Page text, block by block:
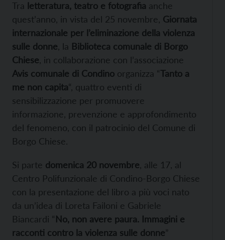
Tra letteratura, teatro e fotografia anche
quest’anno, in vista del 25 novembre, Giornata
internazionale per l’eliminazione della violenza
sulle donne , la Biblioteca comunale di Borgo
Chiese , in collaborazione con l’associazione
Avis comunale di Condino organizza “Tanto a
me non capita“, quattro eventi di
sensibilizzazione per promuovere
informazione, prevenzione e approfondimento
del fenomeno, con il patrocinio del Comune di
Borgo Chiese.
Si parte domenica 20 novembre , alle 17, al
Centro Polifunzionale di Condino-Borgo Chiese
con la presentazione del libro a più voci nato
da un’idea di Loreta Failoni e Gabriele
Biancardi “No, non avere paura. Immagini e
racconti contro la violenza sulle donne”